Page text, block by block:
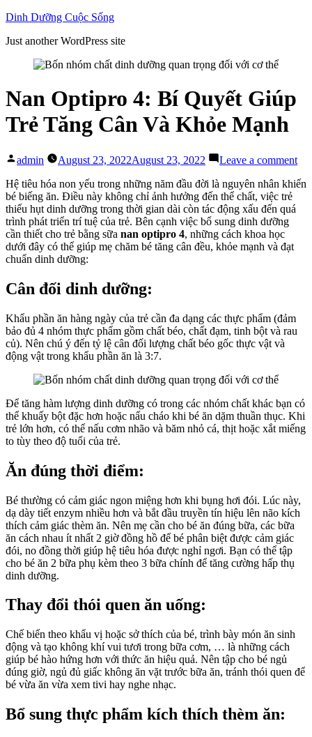
Skip
content
Dinh Dưỡng Cuộc Sống
Just another WordPress site
Nan Optipro 4: Bí Quyết Giúp
Trẻ Tăng Cân Và Khỏe Mạnh
Posted
admin August 23, 2022August 23, 2022 Leave a commenton
Hệ tiêu hóa non yếu trong những năm đầu đời là nguyên nhân khiến
bé biếng ăn. Điều này không chỉ ảnh hưởng đến thể chất, việc trẻ
thiếu hụt dinh dưỡng trong thời gian dài còn tác động xấu đến quá
trình phát triển trí tuệ của trẻ. Bên cạnh việc bổ sung dinh dưỡng
cần thiết cho trẻ bằng sữa nan optipro 4, những cách khoa học
dưới đây có thể giúp mẹ chăm bé tăng cân đều, khỏe mạnh và đạt
chuẩn dinh dưỡng:
Cân đối dinh dưỡng:
Khẩu phần ăn hàng ngày của trẻ cần đa dạng các thực phẩm (đảm
bảo đủ 4 nhóm thực phẩm gồm chất béo, chất đạm, tinh bột và rau
củ). Nên chú ý đến tỷ lệ cân đối lượng chất béo gốc thực vật và
động vật trong khẩu phần ăn là 3:7.
Để tăng hàm lượng dinh dưỡng có trong các nhóm chất khác bạn có
thể khuấy bột đặc hơn hoặc nấu cháo khi bé ăn dặm thuần thục. Khi
trẻ lớn hơn, có thể nấu cơm nhão và băm nhỏ cá, thịt hoặc xắt miếng
to tùy theo độ tuổi của trẻ.
Ăn đúng thời điểm:
Bé thường có cảm giác ngon miệng hơn khi bụng hơi đói. Lúc này,
dạ dày tiết enzym nhiều hơn và bắt đầu truyền tín hiệu lên não kích
thích cảm giác thèm ăn. Nên mẹ cần cho bé ăn đúng bữa, các bữa
ăn cách nhau ít nhất 2 giờ đồng hồ để bé phân biệt được cảm giác
đói, no đồng thời giúp hệ tiêu hóa được nghỉ ngơi. Bạn có thể tập
cho bé ăn 2 bữa phụ kèm theo 3 bữa chính để tăng cường hấp thụ
dinh dưỡng.
Thay đổi thói quen ăn uống:
Chế biến theo khẩu vị hoặc sở thích của bé, trình bày món ăn sinh
động và tạo không khí vui tươi trong bữa cơm, … là những cách
giúp bé hào hứng hơn với thức ăn hiệu quả. Nên tập cho bé ngủ
đúng giờ, ngủ đủ giấc không ăn vặt trước bữa ăn, tránh thói quen để
bé vừa ăn vừa xem tivi hay nghe nhạc.
Bổ sung thực phẩm kích thích thèm ăn: